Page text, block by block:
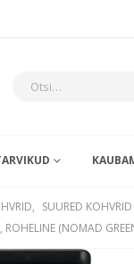
, SUURED
(NOMAD